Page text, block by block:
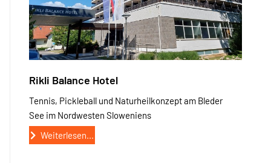
Rikli Balance Hotel
Tennis, Pickleball und Naturheilkonzept am Bleder
See im Nordwesten Sloweniens
Weiterlesen...